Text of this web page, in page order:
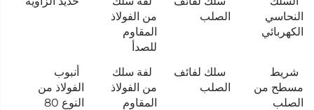
النحاسي
الكهربائي
الصلب
من الفولاذ
المقاوم
للصدأ
شريط
مسطح من
الصلب
سلك لفائف
الصلب
لفة سلك
من الفولاذ
المقاوم
أنبوب
الفولاذ من
النوع 80